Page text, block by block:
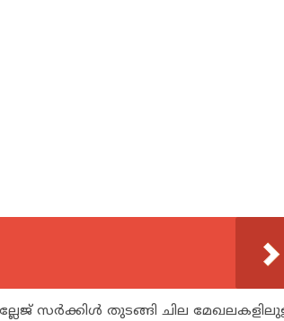
സര്‍ക്കിള്‍ തുടങ്ങി ചില